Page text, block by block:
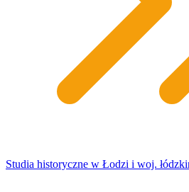
Studia historyczne w Łodzi i woj.